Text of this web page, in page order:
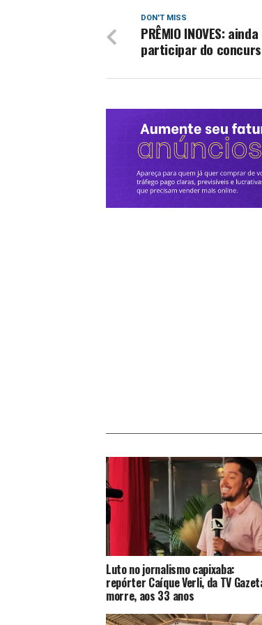
DON'T MISS
PRÊMIO INOVES:
participar do
Luto no jornalismo capixaba:
repórter Caíque Verli, da TV
morre, aos 33 anos